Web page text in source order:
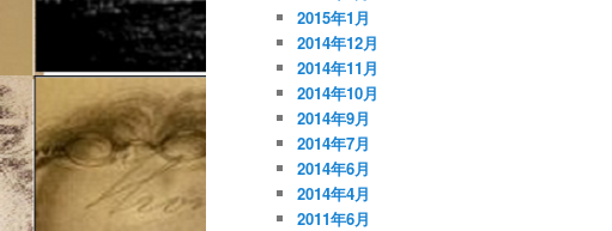
2015年1月
2014年12月
2014年11月
2014年10月
2014年9月
2014年7月
2014年6月
2014年4月
2011年6月